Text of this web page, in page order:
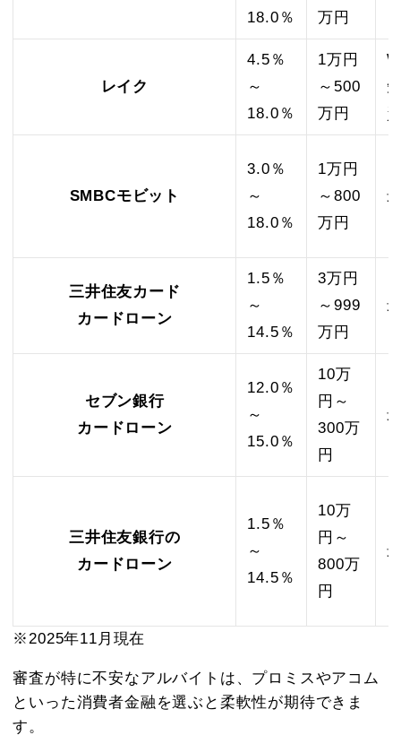
18.0％
万円
レイク
4.5％
～
18.0％
1万円
～500
万円
SMBCモビット
3.0％
～
18.0％
1万円
～800
万円
三井住友カード
カードローン
1.5％
～
14.5％
3万円
～999
万円
セブン銀行
カードローン
12.0％
～
15.0％
10万
円～
300万
円
三井住友銀行の
カードローン
1.5％
～
14.5％
10万
円～
800万
円
※2025年11月現在
審査が特に不安なアルバイトは、プロミスやアコム
といった消費者金融を選ぶと柔軟性が期待できま
す。